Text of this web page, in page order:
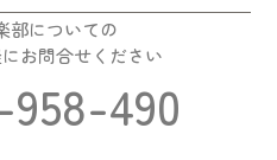
部についての
お問合せください
958-490